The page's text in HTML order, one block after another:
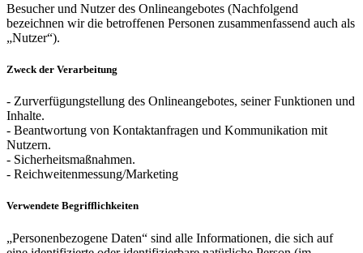
Besucher und Nutzer des Onlineangebotes (Nachfolgend
bezeichnen wir die betroffenen Personen zusammenfassend auch als
„Nutzer“).
Zweck der Verarbeitung
- Zurverfügungstellung des Onlineangebotes, seiner Funktionen und
Inhalte.
- Beantwortung von Kontaktanfragen und Kommunikation mit
Nutzern.
- Sicherheitsmaßnahmen.
- Reichweitenmessung/Marketing
Verwendete Begrifflichkeiten
„Personenbezogene Daten“ sind alle Informationen, die sich auf